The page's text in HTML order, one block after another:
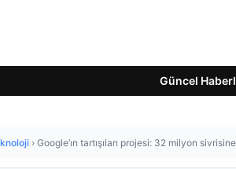
Güncel
› Google’ın tartışılan projesi: 32 milyon